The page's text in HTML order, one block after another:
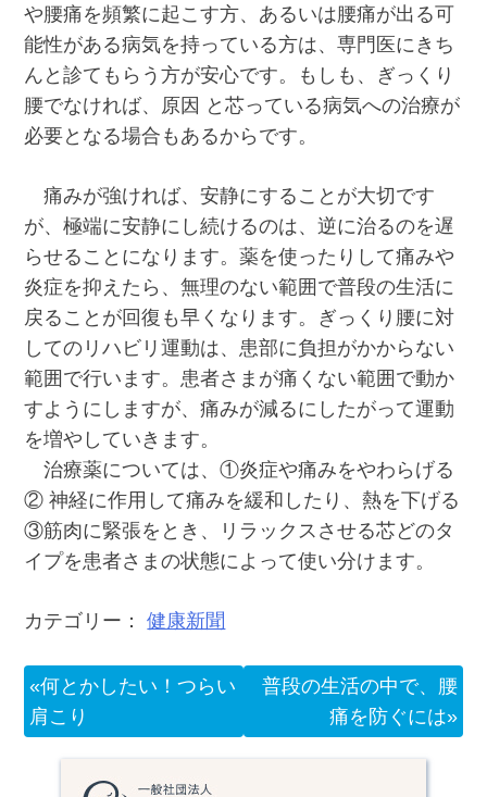
や腰痛を頻繁に起こす方、あるいは腰痛が出る可
能性がある病気を持っている方は、専門医にきち
んと診てもらう方が安心です。もしも、ぎっくり
腰でなければ、原因 と芯っている病気への治療が
必要となる場合もあるからです。
痛みが強ければ、安静にすることが大切です
が、極端に安静にし続けるのは、逆に治るのを遅
らせることになります。薬を使ったりして痛みや
炎症を抑えたら、無理のない範囲で普段の生活に
戻ることが回復も早くなります。ぎっくり腰に対
してのリハビリ運動は、患部に負担がかからない
範囲で行います。患者さまが痛くない範囲で動か
すようにしますが、痛みが減るにしたがって運動
を増やしていきます。
治療薬については、①炎症や痛みをやわらげる
② 神経に作用して痛みを緩和したり、熱を下げる
③筋肉に緊張をとき、リラックスさせる芯どのタ
イプを患者さまの状態によって使い分けます。
カテゴリー：健康新聞
投
稿
何とかしたい！つらい
肩こり
普段の生活の中で、腰
痛を防ぐには